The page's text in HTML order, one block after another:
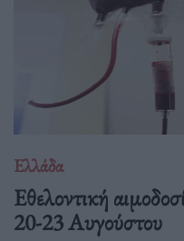
Ελλάδα
Eθελοντική
20-23 Αυγούστου